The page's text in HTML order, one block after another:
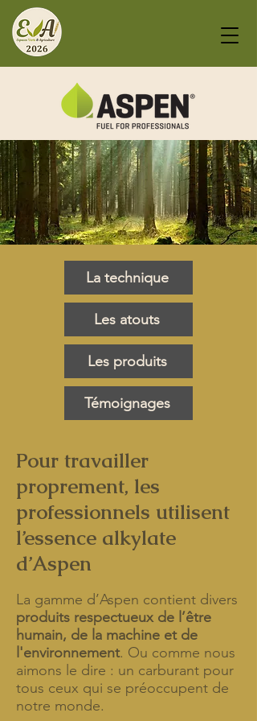
La technique
Les atouts
Les produits
Témoignages
Pour travailler
proprement, les
professionnels utilisent
l’essence alkylate
d’Aspen
La gamme d’Aspen contient divers
produits respectueux de l’être
humain, de la machine et de
l'environnement. Ou comme nous
aimons le dire : un carburant pour
tous ceux qui se préoccupent de
notre monde.